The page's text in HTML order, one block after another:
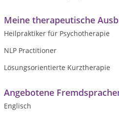
Meine therapeutische
Heilpraktiker für Psychotherapie
NLP Practitioner
Lösungsorientierte Kurztherapie
Angebotene
Englisch